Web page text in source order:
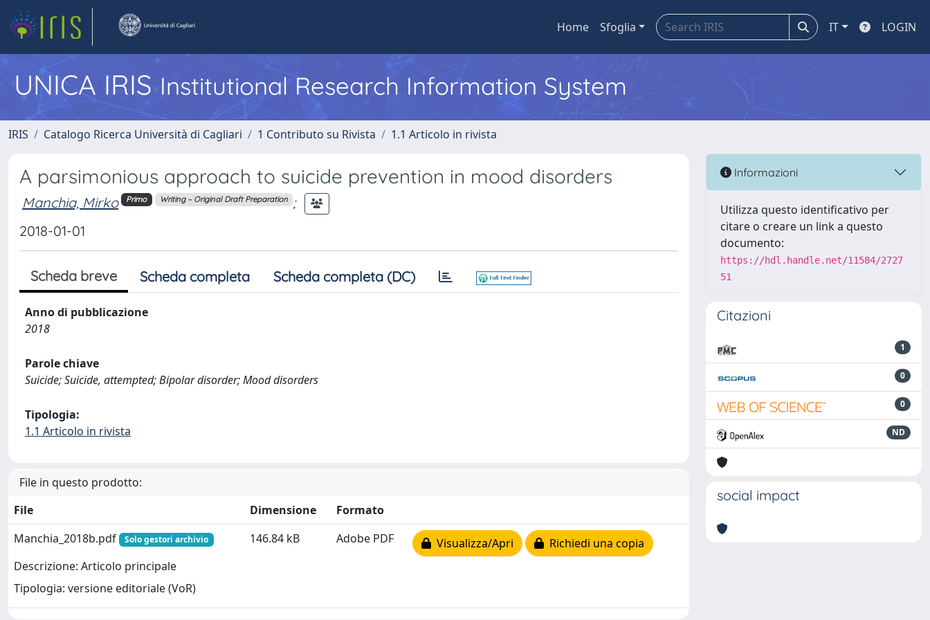
Home Sfoglia IT LOGIN
UNICA IRISInstitutional Research Information System
IRIS Catalogo Ricerca Università di Cagliari 1 Contributo su Rivista 1.1 Articolo in rivista
A parsimonious approach to suicide prevention in mood disorders
Manchia, Mirko Primo Writing – Original Draft Preparation
;
2018-01-01
Scheda breve Scheda completa Scheda completa (DC)
Anno di pubblicazione
2018
Parole chiave
Suicide; Suicide, attempted; Bipolar disorder; Mood disorders
Tipologia:
1.1 Articolo in rivista
File in questo prodotto:
File
Dimensione
Formato
Manchia_2018b.pdf
Solo gestori archivio
Descrizione: Articolo principale
Tipologia: versione editoriale (VoR)
146.84 kB Adobe PDF Visualizza/Apri Richiedi una copia
Informazioni
Utilizza questo identificativo per
citare o creare un link a questo
documento:
https://hdl.handle.net/11584/2727
51
Citazioni
1
0
0
ND
social impact